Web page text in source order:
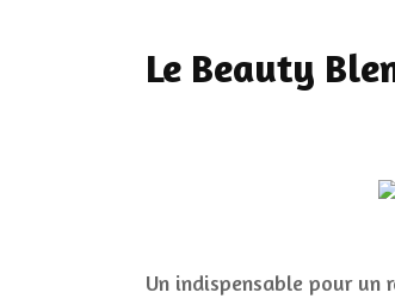
Le Beauty
Un indispensable pour un